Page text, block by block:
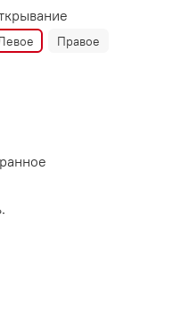
Правое